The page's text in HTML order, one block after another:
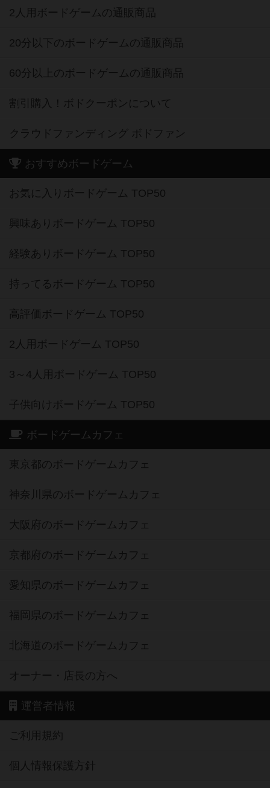
2人用ボードゲームの通販商品
20分以下のボードゲームの通販商品
60分以上のボードゲームの通販商品
割引購入！ボドクーポンについて
クラウドファンディング ボドファン
おすすめボードゲーム
お気に入りボードゲーム TOP50
興味ありボードゲーム TOP50
経験ありボードゲーム TOP50
持ってるボードゲーム TOP50
高評価ボードゲーム TOP50
2人用ボードゲーム TOP50
3～4人用ボードゲーム TOP50
子供向けボードゲーム TOP50
ボードゲームカフェ
東京都のボードゲームカフェ
神奈川県のボードゲームカフェ
大阪府のボードゲームカフェ
京都府のボードゲームカフェ
愛知県のボードゲームカフェ
福岡県のボードゲームカフェ
北海道のボードゲームカフェ
オーナー・店長の方へ
運営者情報
ご利用規約
個人情報保護方針